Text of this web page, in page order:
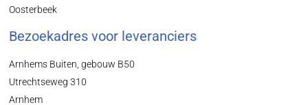
Oosterbeek
Bezoekadres voor leveranciers
Arnhems Buiten, gebouw B50
Utrechtseweg 310
Arnhem